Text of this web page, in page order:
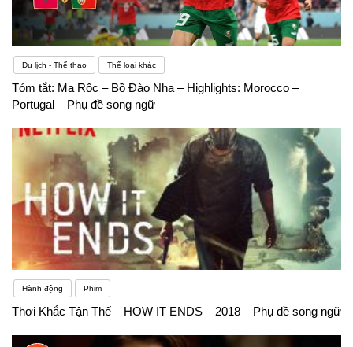
Du lịch - Thể thao Thể loại khác
Tóm tắt: Ma Rốc – Bồ Đào Nha – Highlights: Morocco –
Portugal – Phụ đề song ngữ
Hành động Phim
Thơi Khắc Tận Thế – HOW IT ENDS – 2018 – Phụ đề song ngữ